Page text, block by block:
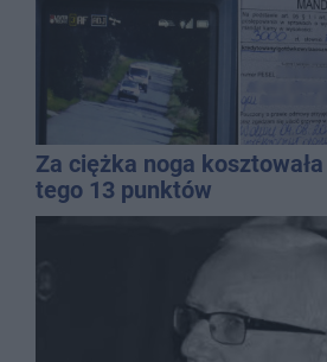
Za ciężka noga
tego 13 punktów